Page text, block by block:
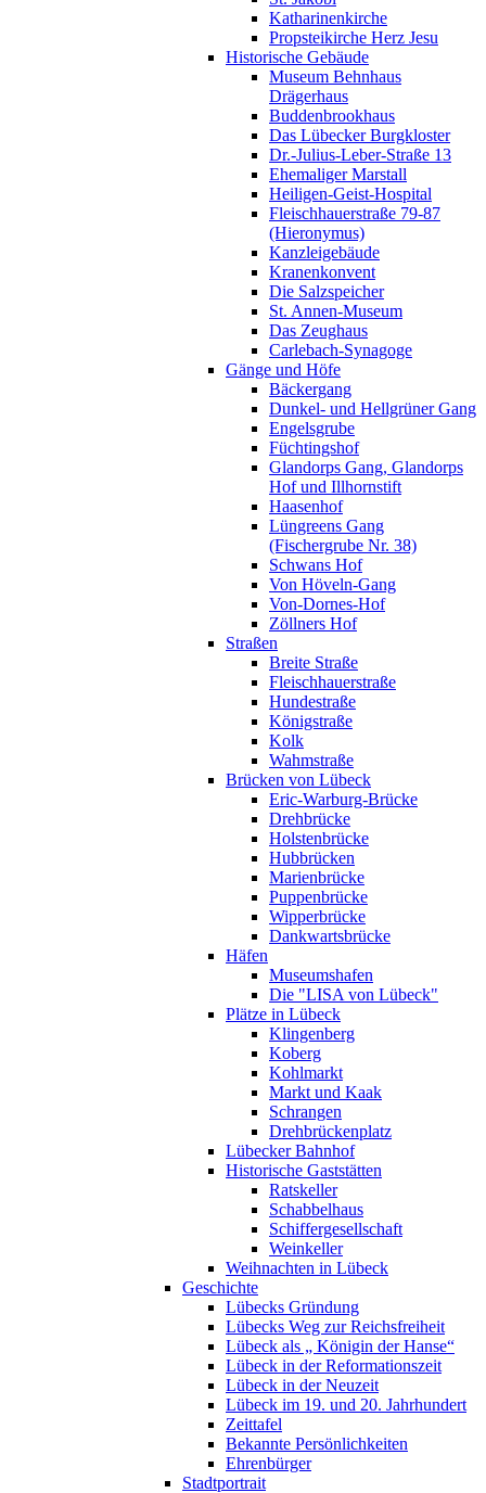
Katharinenkirche
Propsteikirche Herz Jesu
Historische Gebäude
Museum Behnhaus
Drägerhaus
Buddenbrookhaus
Das Lübecker Burgkloster
Dr.-Julius-Leber-Straße 13
Ehemaliger Marstall
Heiligen-Geist-Hospital
Fleischhauerstraße 79-87
(Hieronymus)
Kanzleigebäude
Kranenkonvent
Die Salzspeicher
St. Annen-Museum
Das Zeughaus
Carlebach-Synagoge
Gänge und Höfe
Bäckergang
Dunkel- und Hellgrüner Gang
Engelsgrube
Füchtingshof
Glandorps Gang, Glandorps
Hof und Illhornstift
Haasenhof
Lüngreens Gang
(Fischergrube Nr. 38)
Schwans Hof
Von Höveln-Gang
Von-Dornes-Hof
Zöllners Hof
Straßen
Breite Straße
Fleischhauerstraße
Hundestraße
Königstraße
Kolk
Wahmstraße
Brücken von Lübeck
Eric-Warburg-Brücke
Drehbrücke
Holstenbrücke
Hubbrücken
Marienbrücke
Puppenbrücke
Wipperbrücke
Dankwartsbrücke
Häfen
Museumshafen
Die "LISA von Lübeck"
Plätze in Lübeck
Klingenberg
Koberg
Kohlmarkt
Markt und Kaak
Schrangen
Drehbrückenplatz
Lübecker Bahnhof
Historische Gaststätten
Ratskeller
Schabbelhaus
Schiffergesellschaft
Weinkeller
Weihnachten in Lübeck
Geschichte
Lübecks Gründung
Lübecks Weg zur Reichsfreiheit
Lübeck als „ Königin der Hanse“
Lübeck in der Reformationszeit
Lübeck in der Neuzeit
Lübeck im 19. und 20. Jahrhundert
Zeittafel
Bekannte Persönlichkeiten
Ehrenbürger
Stadtportrait